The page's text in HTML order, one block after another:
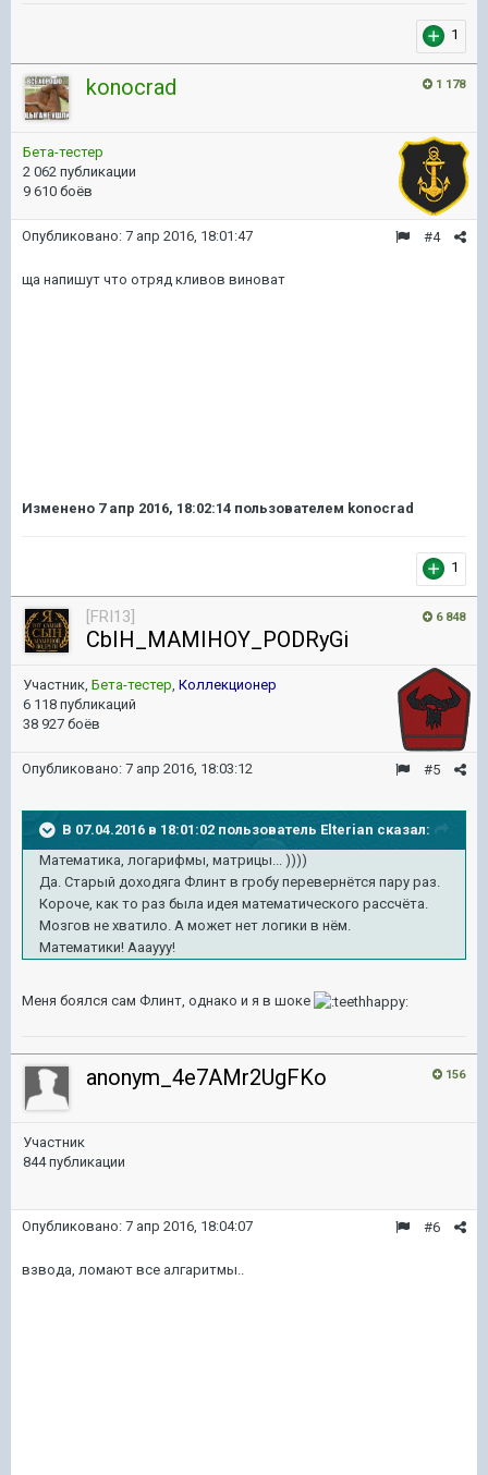
1
1 178
konocrad
Бета-тестер
2 062 публикации
9 610 боёв
#4
Опубликовано: 7 апр 2016, 18:01:47
ща напишут что отряд кливов виноват
Изменено 7 апр 2016, 18:02:14 пользователем konocrad
1
6 848
[FRI13]
CbIH_MAMIHOY_PODRyGi
Участник, Бета-тестер, Коллекционер
6 118 публикаций
38 927 боёв
#5
Опубликовано: 7 апр 2016, 18:03:12
В 07.04.2016 в 18:01:02 пользователь Elterian сказал:
Математика, логарифмы, матрицы... ))))
Да. Старый доходяга Флинт в гробу перевернётся пару раз.
Короче, как то раз была идея математического рассчёта.
Мозгов не хватило. А может нет логики в нём.
Математики! Аааууу!
Меня боялся сам Флинт, однако и я в шоке
156
anonym_4e7AMr2UgFKo
Участник
844 публикации
#6
Опубликовано: 7 апр 2016, 18:04:07
взвода, ломают все алгаритмы..